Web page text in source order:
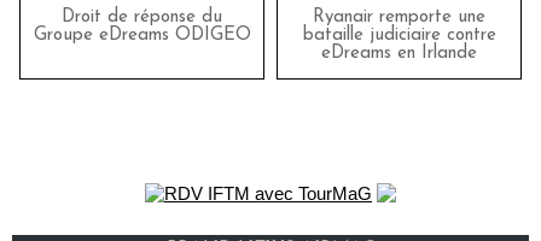
Droit de réponse du
Groupe eDreams ODIGEO
Ryanair remporte une
bataille judiciaire contre
eDreams en Irlande